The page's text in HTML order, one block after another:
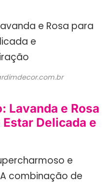
Lavanda e Rosa
Estar Delicada e
e
combinação de